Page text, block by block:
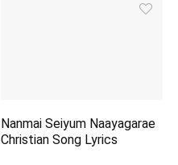
Nanmai Seiyum Naayagarae
Christian Song Lyrics